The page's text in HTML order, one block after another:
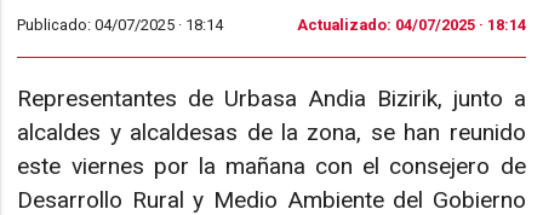
Publicado: 04/07/2025 · 18:14 Actualizado: 04/07/2025 · 18:14
Representantes de Urbasa Andia Bizirik, junto a
alcaldes y alcaldesas de la zona, se han reunido
este viernes por la mañana con el consejero de
Desarrollo Rural y Medio Ambiente del Gobierno